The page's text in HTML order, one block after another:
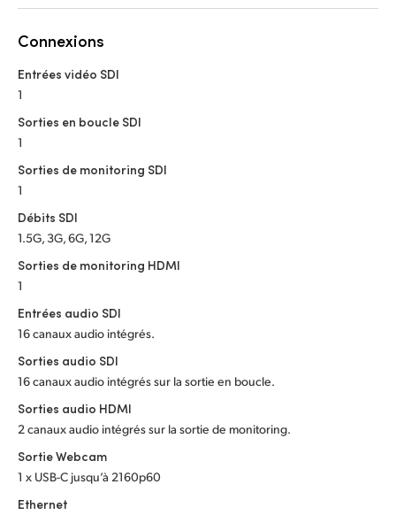
Netherlands
New Zealand
Singapore
South Africa
Sweden
Chinese Taipei
Turkey
UAE
Connexions
Entrées vidéo SDI
1
Sorties en boucle SDI
1
Sorties de monitoring SDI
1
Débits SDI
1.5G, 3G, 6G, 12G
Sorties de monitoring HDMI
1
Entrées audio SDI
16 canaux audio intégrés.
Sorties audio SDI
16 canaux audio intégrés sur la sortie en boucle.
Sorties audio HDMI
2 canaux audio intégrés sur la sortie de monitoring.
Sortie Webcam
1 x USB-C jusqu’à 2160p60
Ethernet